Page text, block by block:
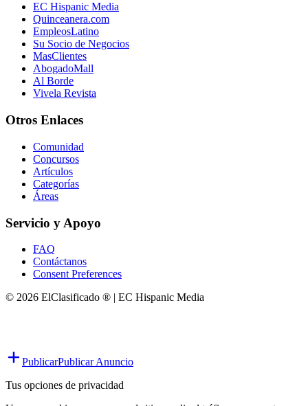
EC Hispanic Media
Quinceanera.com
EmpleosLatino
Su Socio de Negocios
MasClientes
AbogadoMall
Al Borde
Vivela Revista
Otros Enlaces
Comunidad
Concursos
Artículos
Categorías
Áreas
Servicio y Apoyo
FAQ
Contáctanos
Consent Preferences
© 2026 ElClasificado ® | EC Hispanic Media
PublicarPublicar Anuncio
Tus opciones de privacidad